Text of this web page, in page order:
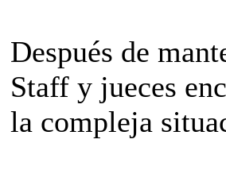
Después de
Staff y jueces
la compleja